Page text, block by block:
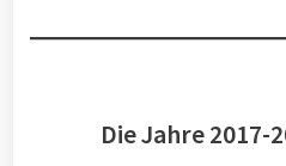
Die Jahre 2017-